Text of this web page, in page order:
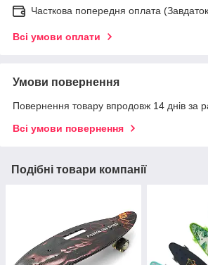
Часткова попередня оплата
Всі умови оплати
Умови повернення
Повернення товару впродовж 14 днів за
Всі умови повернення
Подібні товари компанії